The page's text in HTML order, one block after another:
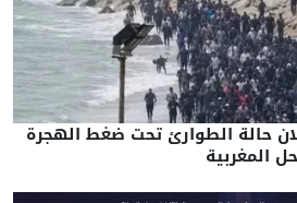
حالة الطوارئ تحت ضغط الهجرة
المغربية